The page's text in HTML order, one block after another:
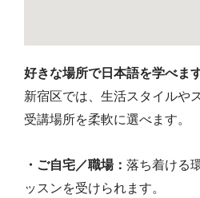
好きな場所で日本語を学べま
新宿区では、生活スタイルや
受講場所を柔軟に選べます。
・ご自宅／職場： 落ち着ける
ッスンを受けられます。